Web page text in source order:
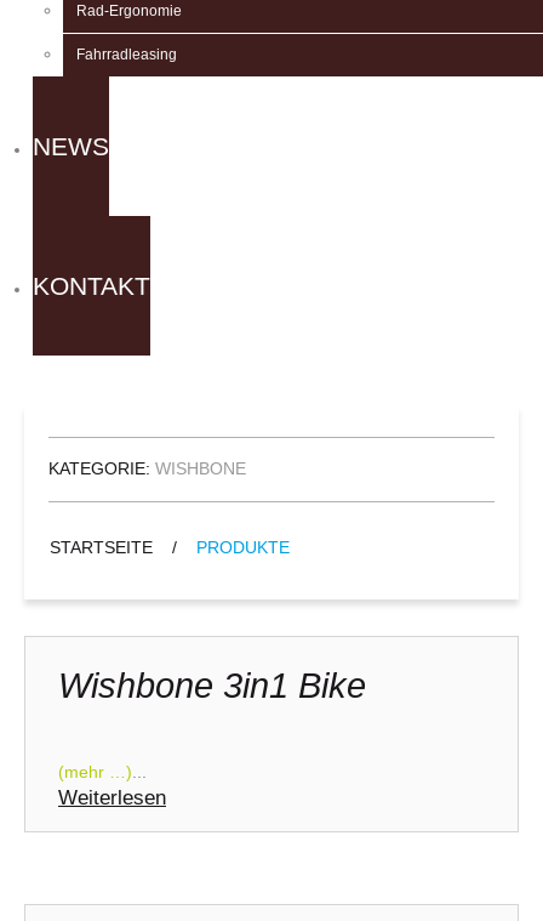
Rad-Ergonomie
Fahrradleasing
NEWS
KONTAKT
KATEGORIE: WISHBONE
STARTSEITE / PRODUKTE
Wishbone 3in1 Bike
(mehr …)
Weiterlesen